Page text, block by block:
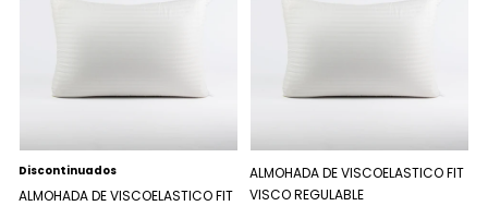
Discontinuados
ALMOHADA DE VISCOELASTICO FIT
ALMOHADA DE VISCOELASTICO FIT
VISCO REGULABLE